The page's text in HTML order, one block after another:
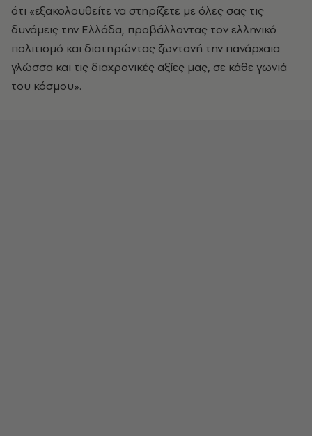
ότι «εξακολουθείτε να στηρίζετε με όλες σας τις
δυνάμεις την Ελλάδα, προβάλλοντας τον ελληνικό
πολιτισμό και διατηρώντας ζωντανή την πανάρχαια
γλώσσα και τις διαχρονικές αξίες μας, σε κάθε γωνιά
του κόσμου».